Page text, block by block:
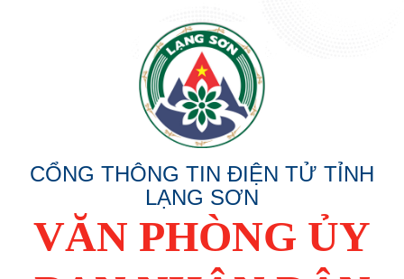
CỔNG THÔNG TIN ĐIỆN TỬ TỈNH
LẠNG SƠN
VĂN PHÒNG ỦY